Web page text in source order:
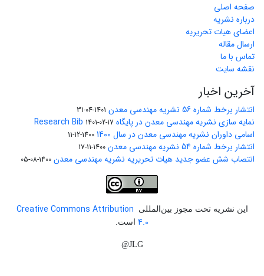
صفحه اصلی
درباره نشریه
اعضای هیات تحریریه
ارسال مقاله
تماس با ما
نقشه سایت
آخرین اخبار
انتشار برخط شماره 56 نشریه مهندسی معدن 1401-04-31
نمایه سازی نشریه مهندسی معدن در پایگاه Research Bib 1401-02-17
اسامی داوران نشریه مهندسی معدن در سال 1400 1400-12-11
انتشار برخط شماره 54 نشریه مهندسی معدن 1400-11-17
انتصاب شش عضو جدید هیات تحریریه نشریه مهندسی معدن 1400-08-05
این نشریه تحت مجوز بین‌المللی
Creative Commons Attribution
4.0 است.
JLG@